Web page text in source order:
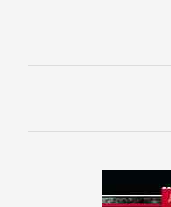
романы
Исторические